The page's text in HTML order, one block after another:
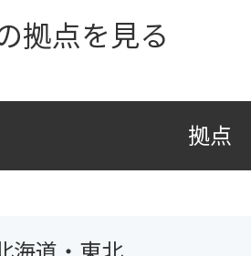
拠点を見る
拠点
海道・東北